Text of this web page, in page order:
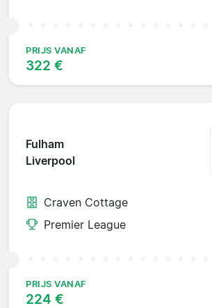
PRIJS VANAF
322 €
Fulham
Liverpool
Craven Cottage
Premier League
PRIJS VANAF
224 €